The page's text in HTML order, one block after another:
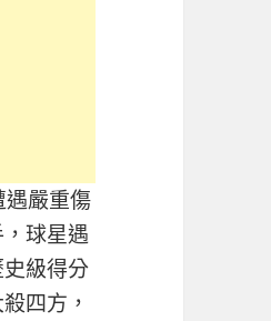
嚴重傷
球星遇
級得分
四方，